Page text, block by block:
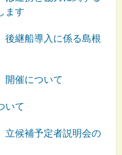
ます
後継船導入に係る島根
開催について
いて
候補予定者説明会の